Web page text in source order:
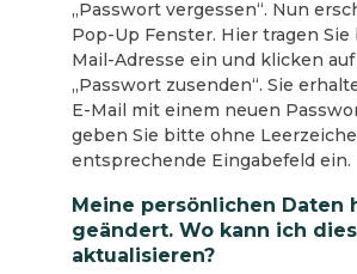
„Passwort vergessen“. Nun
Pop-Up Fenster. Hier tragen
Mail-Adresse ein und klicken
„Passwort zusenden“. Sie
E-Mail mit einem neuen
geben Sie bitte ohne
entsprechende Eingabefeld ein.
Meine persönlichen Daten
geändert. Wo kann ich
aktualisieren?